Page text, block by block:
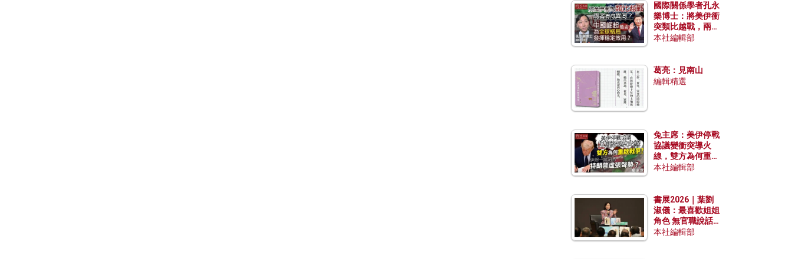
國際關係學者孔永
樂博士：將美伊衝
突類比越戰，兩者
有何異同？中國崛
本社編輯部
葛亮：見南山
編輯精選
兔主席：美伊停戰
協議變衝突導火
線，雙方為何重啟
戰爭？伊朗一早洞
本社編輯部
書展2026｜葉劉
淑儀：最喜歡姐姐
角色 無官職說話
包袱少
本社編輯部